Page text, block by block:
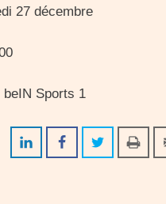
27 décembre
beIN Sports 1